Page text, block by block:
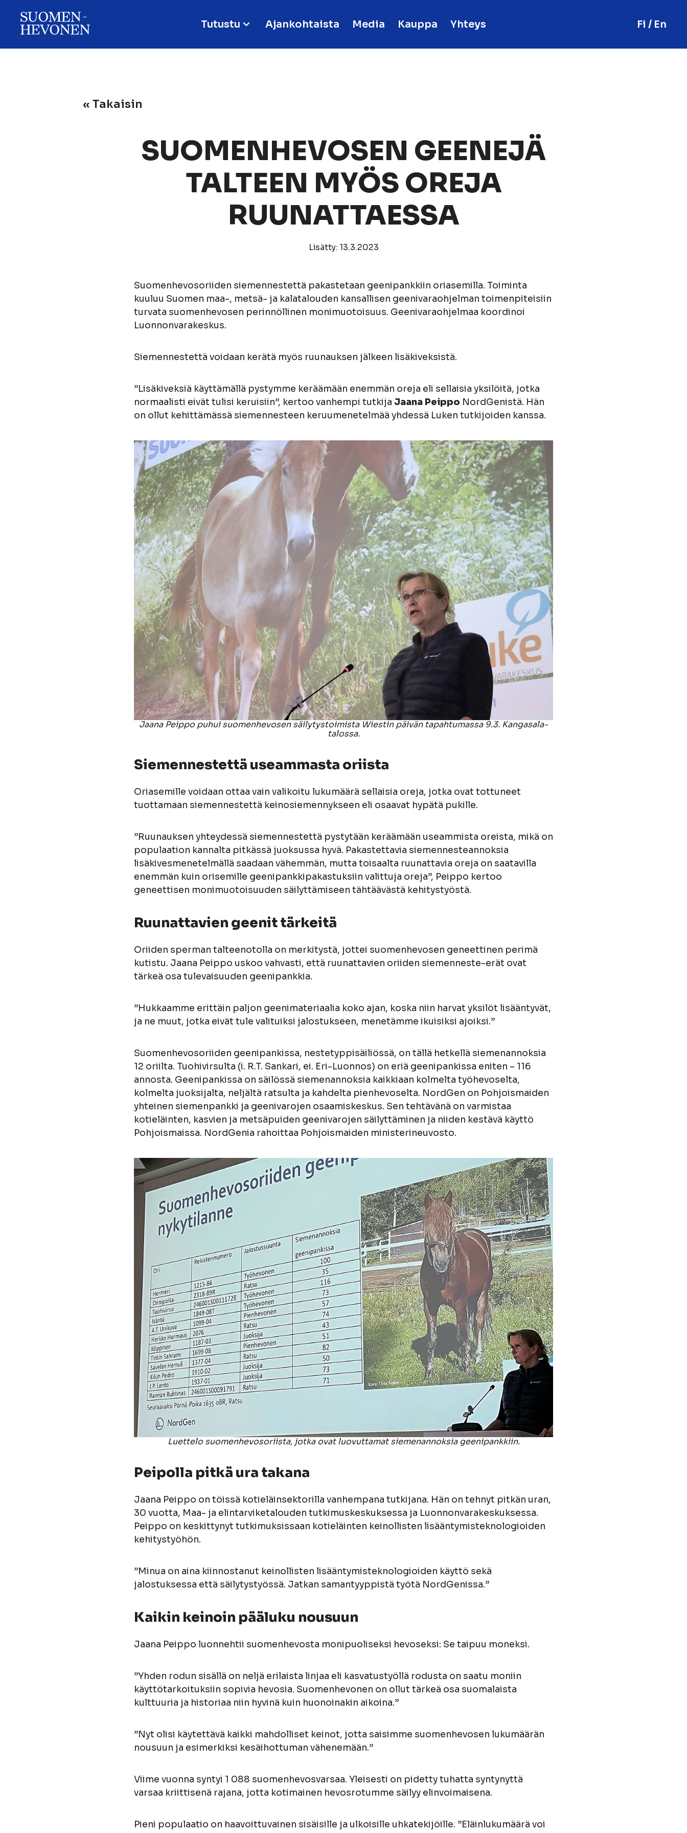
Tutustu Ajankohtaista Media Kauppa Yhteys Fi / En
« Takaisin
SUOMENHEVOSEN GEENEJÄ
TALTEEN MYÖS OREJA
RUUNATTAESSA
Lisätty: 13.3.2023
Suomenhevosoriiden siemennestettä pakastetaan geenipankkiin oriasemilla. Toiminta
kuuluu Suomen maa-, metsä- ja kalatalouden kansallisen geenivaraohjelman toimenpiteisiin
turvata suomenhevosen perinnöllinen monimuotoisuus. Geenivaraohjelmaa koordinoi
Luonnonvarakeskus.
Siemennestettä voidaan kerätä myös ruunauksen jälkeen lisäkiveksistä.
”Lisäkiveksiä käyttämällä pystymme keräämään enemmän oreja eli sellaisia yksilöitä, jotka
normaalisti eivät tulisi keruisiin”, kertoo vanhempi tutkija Jaana Peippo NordGenistä. Hän
on ollut kehittämässä siemennesteen keruumenetelmää yhdessä Luken tutkijoiden kanssa.
Jaana Peippo puhui suomenhevosen säilytystoimista Wiestin päivän tapahtumassa 9.3. Kangasala-
talossa.
Siemennestettä useammasta oriista
Oriasemille voidaan ottaa vain valikoitu lukumäärä sellaisia oreja, jotka ovat tottuneet
tuottamaan siemennestettä keinosiemennykseen eli osaavat hypätä pukille.
”Ruunauksen yhteydessä siemennestettä pystytään keräämään useammista oreista, mikä on
populaation kannalta pitkässä juoksussa hyvä. Pakastettavia siemennesteannoksia
lisäkivesmenetelmällä saadaan vähemmän, mutta toisaalta ruunattavia oreja on saatavilla
enemmän kuin orisemille geenipankkipakastuksiin valittuja oreja”, Peippo kertoo
geneettisen monimuotoisuuden säilyttämiseen tähtäävästä kehitystyöstä.
Ruunattavien geenit tärkeitä
Oriiden sperman talteenotolla on merkitystä, jottei suomenhevosen geneettinen perimä
kutistu. Jaana Peippo uskoo vahvasti, että ruunattavien oriiden siemenneste-erät ovat
tärkeä osa tulevaisuuden geenipankkia.
”Hukkaamme erittäin paljon geenimateriaalia koko ajan, koska niin harvat yksilöt lisääntyvät,
ja ne muut, jotka eivät tule valituiksi jalostukseen, menetämme ikuisiksi ajoiksi.”
Suomenhevosoriiden geenipankissa, nestetyppisäiliössä, on tällä hetkellä siemenannoksia
12 oriilta. Tuohivirsulta (i. R.T. Sankari, ei. Eri-Luonnos) on eriä geenipankissa eniten – 116
annosta. Geenipankissa on säilössä siemenannoksia kaikkiaan kolmelta työhevoselta,
kolmelta juoksijalta, neljältä ratsulta ja kahdelta pienhevoselta. NordGen on Pohjoismaiden
yhteinen siemenpankki ja geenivarojen osaamiskeskus. Sen tehtävänä on varmistaa
kotieläinten, kasvien ja metsäpuiden geenivarojen säilyttäminen ja niiden kestävä käyttö
Pohjoismaissa. NordGenia rahoittaa Pohjoismaiden ministerineuvosto.
Luettelo suomenhevosoriista, jotka ovat luovuttamat siemenannoksia geenipankkiin.
Peipolla pitkä ura takana
Jaana Peippo on töissä kotieläinsektorilla vanhempana tutkijana. Hän on tehnyt pitkän uran,
30 vuotta, Maa- ja elintarviketalouden tutkimuskeskuksessa ja Luonnonvarakeskuksessa.
Peippo on keskittynyt tutkimuksissaan kotieläinten keinollisten lisääntymisteknologioiden
kehitystyöhön.
”Minua on aina kiinnostanut keinollisten lisääntymisteknologioiden käyttö sekä
jalostuksessa että säilytystyössä. Jatkan samantyyppistä työtä NordGenissa.”
Kaikin keinoin pääluku nousuun
Jaana Peippo luonnehtii suomenhevosta monipuoliseksi hevoseksi: Se taipuu moneksi.
”Yhden rodun sisällä on neljä erilaista linjaa eli kasvatustyöllä rodusta on saatu moniin
käyttötarkoituksiin sopivia hevosia. Suomenhevonen on ollut tärkeä osa suomalaista
kulttuuria ja historiaa niin hyvinä kuin huonoinakin aikoina.”
”Nyt olisi käytettävä kaikki mahdolliset keinot, jotta saisimme suomenhevosen lukumäärän
nousuun ja esimerkiksi kesäihottuman vähenemään.”
Viime vuonna syntyi 1 088 suomenhevosvarsaa. Yleisesti on pidetty tuhatta syntynyttä
varsaa kriittisenä rajana, jotta kotimainen hevosrotumme säilyy elinvoimaisena.
Pieni populaatio on haavoittuvainen sisäisille ja ulkoisille uhkatekijöille. ”Eläinlukumäärä voi